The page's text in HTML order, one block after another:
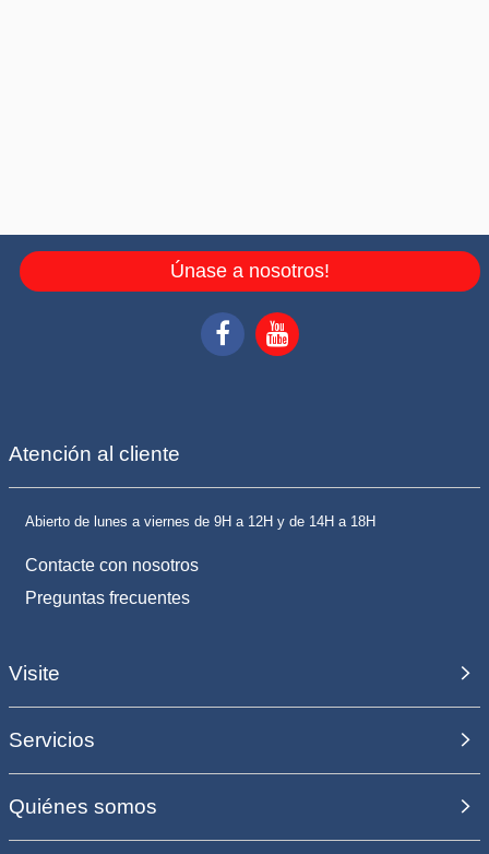
Únase a nosotros!
Atención al cliente
Abierto de lunes a viernes de 9H a 12H y de 14H a 18H
Contacte con nosotros
Preguntas frecuentes
Visite
Servicios
Quiénes somos